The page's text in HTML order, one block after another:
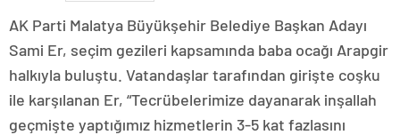
AK Parti Malatya Büyükşehir Belediye Başkan Adayı
Sami Er, seçim gezileri kapsamında baba ocağı Arapgir
halkıyla buluştu. Vatandaşlar tarafından girişte coşku
ile karşılanan Er, “Tecrübelerimize dayanarak inşallah
geçmişte yaptığımız hizmetlerin 3-5 kat fazlasını